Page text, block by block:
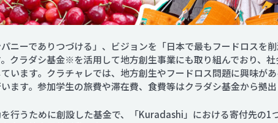
ニーでありつづける」、ビジョンを「日本で最もフードロスを
クラダシ基金※を活用して地方創生事業にも取り組んでおり、
います。クラチャレでは、地方創生やフードロス問題に興味が
ます。参加学生の旅費や滞在費、食費等はクラダシ基金から拠出
行うために創設した基金で、「Kuradashi」における寄付先の1